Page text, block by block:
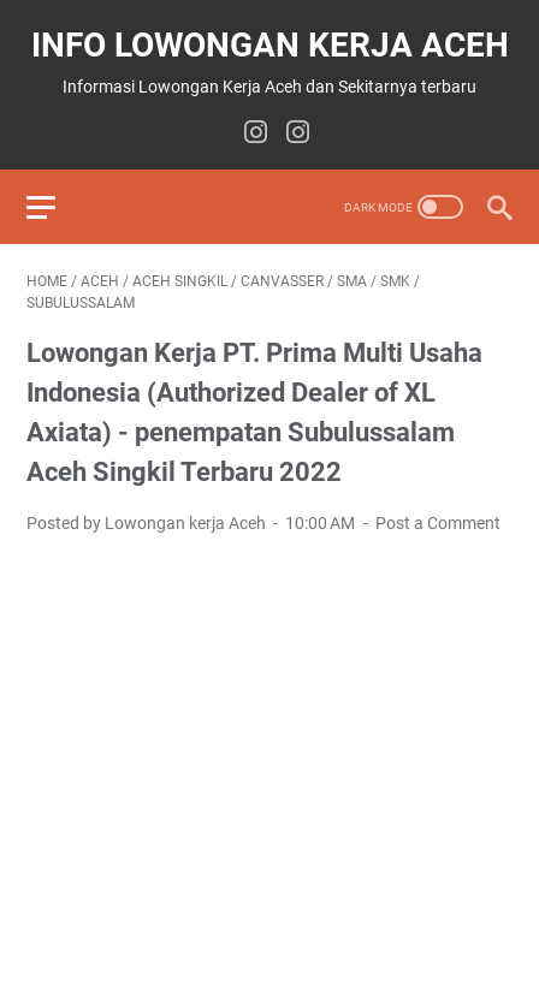
INFO LOWONGAN KERJA ACEH
Informasi Lowongan Kerja Aceh dan Sekitarnya terbaru
HOME / ACEH / ACEH SINGKIL / CANVASSER / SMA / SMK /
SUBULUSSALAM
Lowongan Kerja PT. Prima Multi Usaha
Indonesia (Authorized Dealer of XL
Axiata) - penempatan Subulussalam
Aceh Singkil Terbaru 2022
Posted by Lowongan kerja Aceh 10:00 AM Post a Comment